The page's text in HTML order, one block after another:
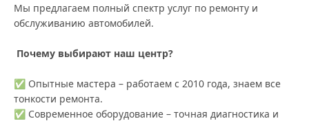
Мы предлагаем полный спектр услуг по ремонту и
обслуживанию автомобилей.
Почему выбирают наш центр?
✅ Опытные мастера – работаем с 2010 года, знаем все
тонкости ремонта.
✅ Современное оборудование – точная диагностика и